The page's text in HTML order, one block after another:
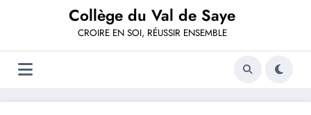
Collège du Val de Saye
CROIRE EN SOI, RÉUSSIR ENSEMBLE